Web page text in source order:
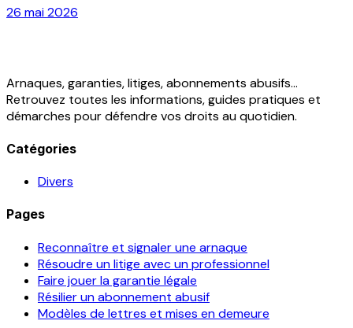
26 mai 2026
Arnaques, garanties, litiges, abonnements abusifs...
Retrouvez toutes les informations, guides pratiques et
démarches pour défendre vos droits au quotidien.
Catégories
Divers
Pages
Reconnaître et signaler une arnaque
Résoudre un litige avec un professionnel
Faire jouer la garantie légale
Résilier un abonnement abusif
Modèles de lettres et mises en demeure